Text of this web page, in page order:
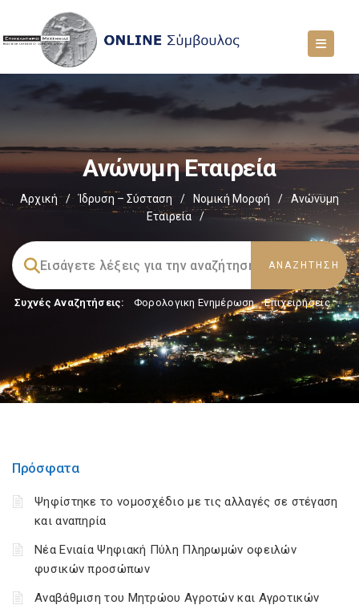
Ανώνυμη Εταιρεία
Αρχική / Ίδρυση – Σύσταση / Νομική Μορφή /
Ανώνυμη
Εταιρεία
/
Συχνές Αναζητήσεις: Φορολογικη Ενημέρωση, Επιχειρήσεις
Πρόσφατα
Ψηφίστηκε το νομοσχέδιο με τις αλλαγές σε στέγαση
και αναπηρία
Νέα Ενιαία Ψηφιακή Πύλη Πληρωμών οφειλών
φυσικών προσώπων
Αναβάθμιση του Μητρώου Αγροτών και Αγροτικών